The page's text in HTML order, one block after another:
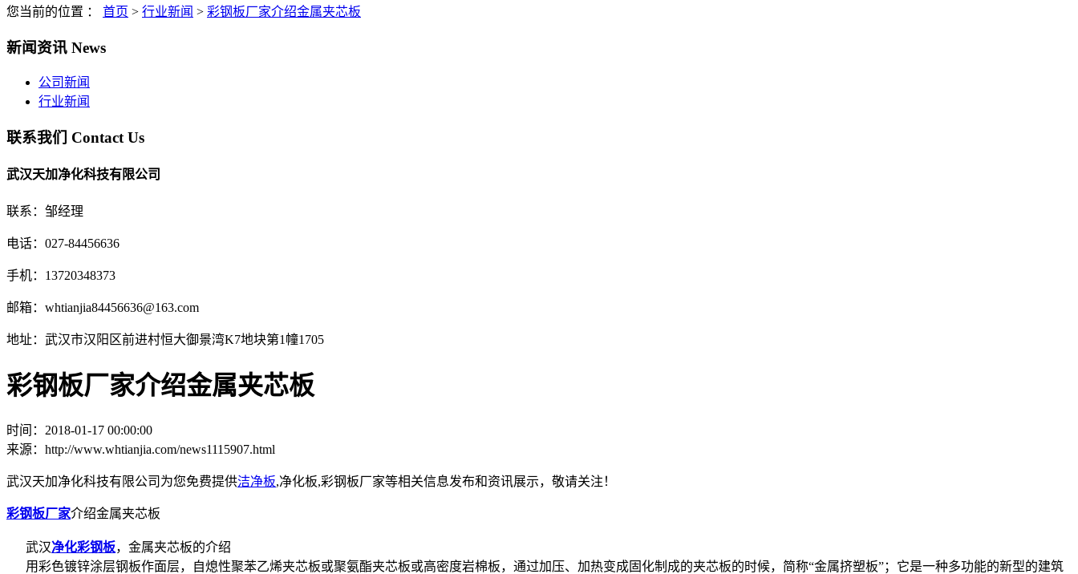
您当前的位置 ： 首页 > 行业新闻 > 彩钢板厂家介绍金属夹芯板
新闻资讯 News
公司新闻
行业新闻
联系我们 Contact Us
武汉天加净化科技有限公司
联系：邹经理
电话：027-84456636
手机：13720348373
邮箱：whtianjia84456636@163.com
地址：武汉市汉阳区前进村恒大御景湾K7地块第1幢1705
彩钢板厂家介绍金属夹芯板
时间：2018-01-17 00:00:00
来源：http://www.whtianjia.com/news1115907.html
武汉天加净化科技有限公司为您免费提供洁净板,净化板,彩钢板厂家等相关信息发布和资讯展示，敬请关注！
彩钢板厂家介绍金属夹芯板
武汉净化彩钢板，金属夹芯板的介绍
用彩色镀锌涂层钢板作面层，自熄性聚苯乙烯夹芯板或聚氨酯夹芯板或高密度岩棉板，通过加压、加热变成固化制成的夹芯板的时候，简称“金属挤塑板”；它是一种多功能的新型的建筑